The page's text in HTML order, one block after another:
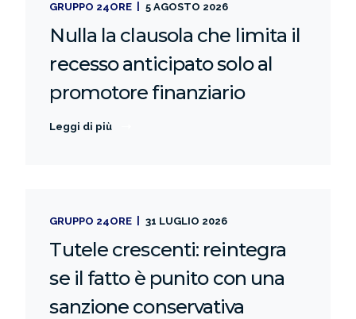
GRUPPO 24ORE 5 AGOSTO 2026
Nulla la clausola che limita il
recesso anticipato solo al
promotore finanziario
Leggi di più
GRUPPO 24ORE 31 LUGLIO 2026
Tutele crescenti: reintegra
se il fatto è punito con una
sanzione conservativa